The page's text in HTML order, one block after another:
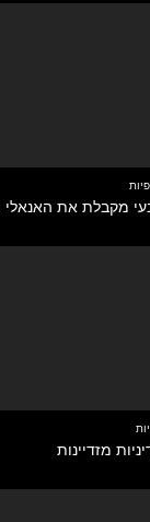
מקבלת את
מזדיינות